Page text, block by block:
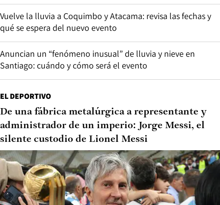
Vuelve la lluvia a Coquimbo y Atacama: revisa las fechas y
qué se espera del nuevo evento
Anuncian un “fenómeno inusual” de lluvia y nieve en
Santiago: cuándo y cómo será el evento
EL DEPORTIVO
De una fábrica metalúrgica a representante y
administrador de un imperio: Jorge Messi, el
silente custodio de Lionel Messi